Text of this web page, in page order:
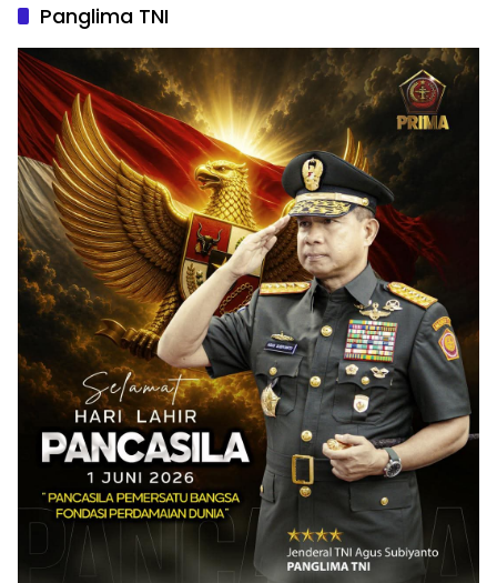
Panglima TNI